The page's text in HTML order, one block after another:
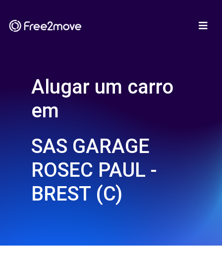
Alugar um carro
em
SAS GARAGE
ROSEC PAUL -
BREST (C)